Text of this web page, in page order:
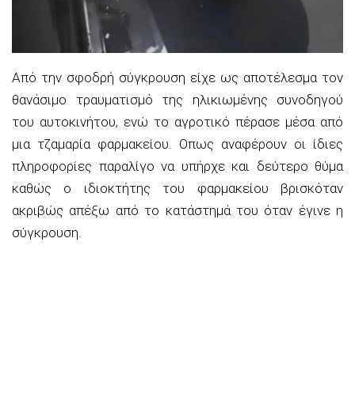
Από την σφοδρή σύγκρουση είχε ως αποτέλεσμα τον
θανάσιμο τραυματισμό της ηλικιωμένης συνοδηγού
του αυτοκινήτου, ενώ το αγροτικό πέρασε μέσα από
μια τζαμαρία φαρμακείου. Οπως αναφέρουν οι ίδιες
πληροφορίες παραλίγο να υπήρχε και δεύτερο θύμα
καθώς ο ιδιοκτήτης του φαρμακείου βρισκόταν
ακριβώς απέξω από το κατάστημά του όταν έγινε η
σύγκρουση.